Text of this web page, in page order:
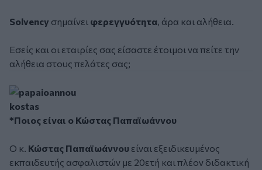
Solvency σημαίνει φερεγγυότητα, άρα και αλήθεια.
Εσείς και οι εταιρίες σας είσαστε έτοιμοι να πείτε την
αλήθεια στους πελάτες σας;
*Ποιος είναι ο Κώστας Παπαϊωάννου
Ο κ. Κώστας Παπαϊωάννου είναι εξειδικευμένος
εκπαιδευτής ασφαλιστών με 20ετή και πλέον διδακτική